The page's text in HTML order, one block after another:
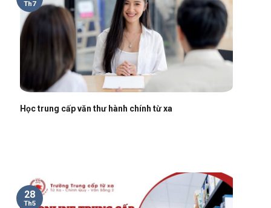
Học trung cấp văn thư hành chính từ xa
Th7
28
Th5